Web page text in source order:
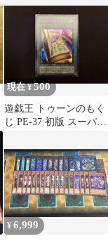
現在 ¥500
遊戯王 トゥーンのもく
じ PE-37 初版 スーパー
ー
¥6,999